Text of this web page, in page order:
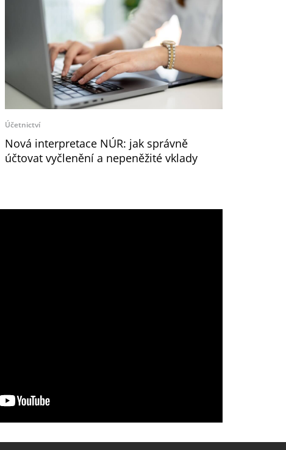
Účetnictví
Nová interpretace NÚR: jak správně
účtovat vyčlenění a nepeněžité vklady